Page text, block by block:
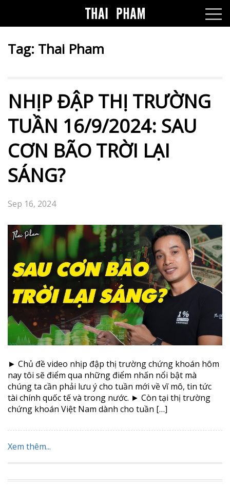
Tag: Thai Pham
NHỊP ĐẬP THỊ TRƯỜNG
TUẦN 16/9/2024: SAU
CƠN BÃO TRỜI LẠI
SÁNG?
Sep 16, 2024
► Chủ đề video nhịp đập thị trường chứng khoán hôm
nay tôi sẽ điểm qua những điểm nhấn nổi bật mà
chúng ta cần phải lưu ý cho tuần mới về vĩ mô, tin tức
tài chính quốc tế và trong nước. ► Còn tại thị trường
chứng khoán Việt Nam dành cho tuần […]
Xem thêm...